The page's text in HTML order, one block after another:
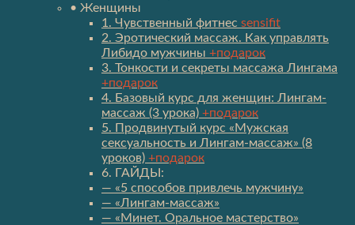
• Женщины
1. Чувственный фитнес sensifit
2. Эротический массаж. Как управлять
Либидо мужчины +подарок
3. Тонкости и секреты массажа Лингама
+подарок
4. Базовый курс для женщин: Лингам-
массаж (3 урока) +подарок
5. Продвинутый курс «Мужская
сексуальность и Лингам-массаж» (8
уроков) +подарок
6. ГАЙДЫ:
— «5 способов привлечь мужчину»
— «Лингам-массаж»
— «Минет. Оральное мастерство»